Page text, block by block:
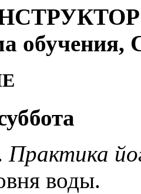
обучения,
Практика
воды.